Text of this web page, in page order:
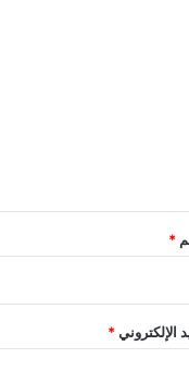
*
الإلكتروني*